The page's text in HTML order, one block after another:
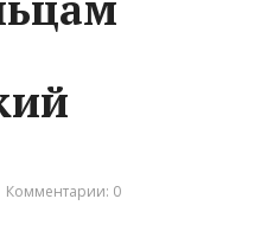
Комментарии: 0